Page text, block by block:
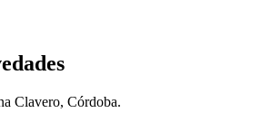
Clavero, Córdoba.